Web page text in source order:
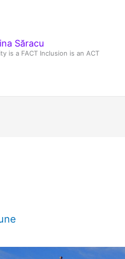
Săracu
is a FACT Inclusion is an ACT